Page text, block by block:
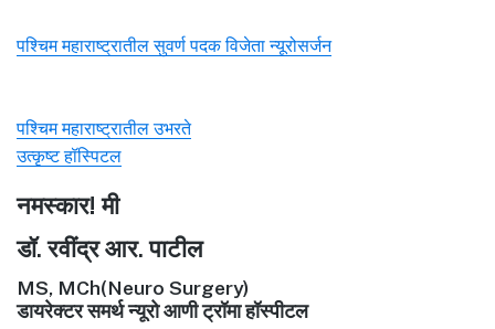
पश्चिम महाराष्ट्रातील सुवर्ण पदक विजेता न्यूरोसर्जन
पश्चिम महाराष्ट्रातील उभरते
उत्कृष्ट हॉस्पिटल
नमस्कार! मी
डॉ. रवींद्र आर. पाटील
MS, MCh(Neuro Surgery)
डायरेक्टर समर्थ न्यूरो आणी ट्रॉमा हॉस्पीटल